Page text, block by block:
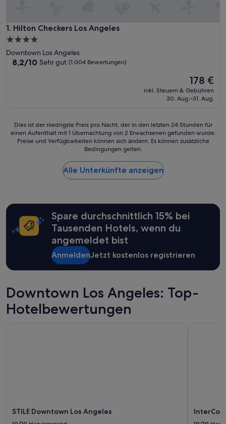
1. Hilton Checkers Los Angeles
Hilton Checkers Los Angeles
4.0-
Sterne-
Unterkunft
Downtown Los Angeles
8.2
8,2/10 Sehr gut (1.004 Bewertungen)
Der
Preis
beträgt
178 €
inkl. Steuern & Gebühren
30. Aug.–31. Aug.
Dies
ist
den
letzten
24 Stunden
für
1 Übernachtung
2 Erwachsenen
gefunden
wurde.
Preise
Dies ist der niedrigste Preis pro Nacht, der in den letzten 24 Stunden für
einen Aufenthalt mit 1 Übernachtung von 2 Erwachsenen gefunden wurde.
Preise und Verfügbarkeiten können sich ändern. Es können zusätzliche
Bedingungen gelten.
Alle Unterkünfte anzeigen
Spare durchschnittlich 15% bei
Tausenden Hotels, wenn du
angemeldet bist
AnmeldenJetzt kostenlos registrieren
Downtown Los Angeles: Top-
Hotelbewertungen
STILE Downtown Los Angeles